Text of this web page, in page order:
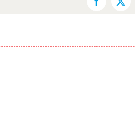
Facebook
X